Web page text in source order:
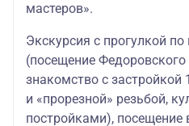
мастеров».
Экскурсия с прогулкой
(посещение
знакомство с застройкой
и «прорезной» резьбой,
постройками), посещение